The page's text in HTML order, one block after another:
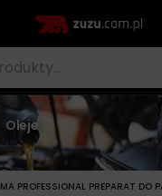
Oleje
MA PROFESSIONAL PREPARAT DO